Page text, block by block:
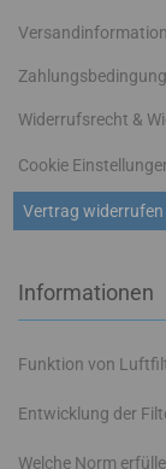
Widerrufsrecht &
Vertrag widerrufen
Cookie
Informationen
Funktion von
Entwicklung der
Welche Norm